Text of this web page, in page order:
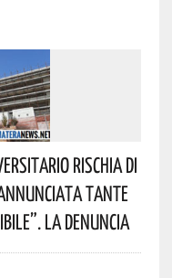
Rischia Di
Tante
La Denuncia